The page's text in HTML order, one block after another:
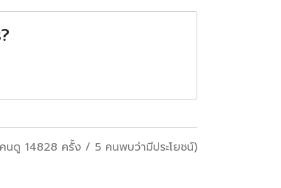
นดู 14828 ครั้ง / 5 คนพบว่ามีประโยชน์)